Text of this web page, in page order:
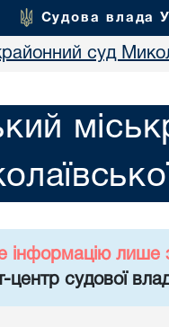
Судова влада
суд
інформацію лише
центр судової